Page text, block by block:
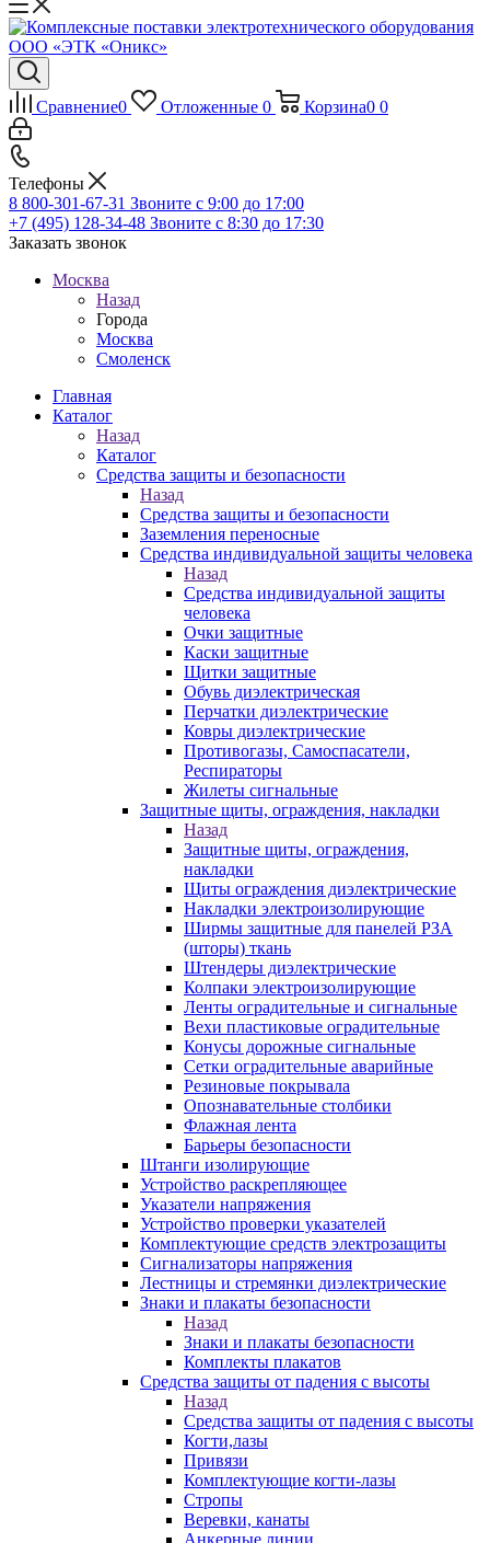
Сравнение0 Отложенные 0 Корзина0 0
Телефоны
8 800-301-67-31 Звоните с 9:00 до 17:00
+7 (495) 128-34-48 Звоните с 8:30 до 17:30
Заказать звонок
Москва
Назад
Города
Москва
Смоленск
Главная
Каталог
Назад
Каталог
Средства защиты и безопасности
Назад
Средства защиты и безопасности
Заземления переносные
Средства индивидуальной защиты человека
Назад
Средства индивидуальной защиты
человека
Очки защитные
Каски защитные
Щитки защитные
Обувь диэлектрическая
Перчатки диэлектрические
Ковры диэлектрические
Противогазы, Самоспасатели,
Респираторы
Жилеты сигнальные
Защитные щиты, ограждения, накладки
Назад
Защитные щиты, ограждения,
накладки
Щиты ограждения диэлектрические
Накладки электроизолирующие
Ширмы защитные для панелей РЗА
(шторы) ткань
Штендеры диэлектрические
Колпаки электроизолирующие
Ленты оградительные и сигнальные
Вехи пластиковые оградительные
Конусы дорожные сигнальные
Сетки оградительные аварийные
Резиновые покрывала
Опознавательные столбики
Флажная лента
Барьеры безопасности
Штанги изолирующие
Устройство раскрепляющее
Указатели напряжения
Устройство проверки указателей
Комплектующие средств электрозащиты
Сигнализаторы напряжения
Лестницы и стремянки диэлектрические
Знаки и плакаты безопасности
Назад
Знаки и плакаты безопасности
Комплекты плакатов
Средства защиты от падения с высоты
Назад
Средства защиты от падения с высоты
Когти,лазы
Привязи
Комплектующие когти-лазы
Стропы
Веревки, канаты
Анкерные линии